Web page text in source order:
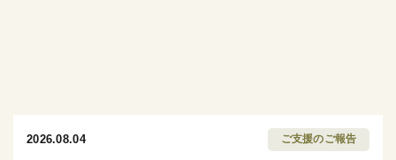
2026.08.04 ご支援のご報告